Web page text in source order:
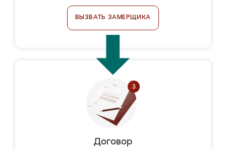
ВЫЗВАТЬ ЗАМЕРЩИКА
Договор